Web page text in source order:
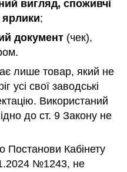
вигляд, споживчі
ярлики;
документ (чек),
лише товар, який не
усі свої заводські
Використаний
до ст. 9 Закону не
Постанови Кабінету
№1243, не